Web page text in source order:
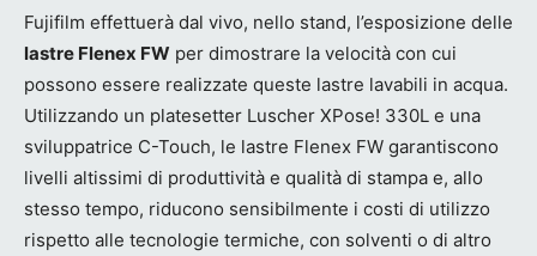
Fujifilm effettuerà dal vivo, nello stand, l’esposizione delle
lastre Flenex FW per dimostrare la velocità con cui
possono essere realizzate queste lastre lavabili in acqua.
Utilizzando un platesetter Luscher XPose! 330L e una
sviluppatrice C-Touch, le lastre Flenex FW garantiscono
livelli altissimi di produttività e qualità di stampa e, allo
stesso tempo, riducono sensibilmente i costi di utilizzo
rispetto alle tecnologie termiche, con solventi o di altro